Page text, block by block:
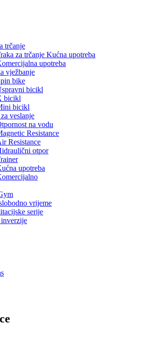
trčanje
za trčanje Kućna upotreba
upotreba
vježbanje
bike
bicikl
bicikl
bicikl
veslanje
na vodu
Resistance
Resistance
otpor
upotreba
vrijeme
serije